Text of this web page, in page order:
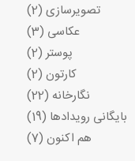
تصویرسازی (2)
عکاسی (3)
پوستر (2)
کارتون (2)
نگارخانه (22)
بایگانی رویدادها (19)
هم اکنون (7)